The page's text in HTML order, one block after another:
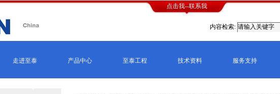
点击我--联系我
内容检索:
走进至泰 产品中心 至泰工程 技术资料 服务支持